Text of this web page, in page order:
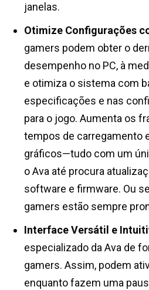
janelas.
Otimize Configurações
gamers podem obter o
desempenho no PC, à
e otimiza o sistema com
especificações e nas
para o jogo. Aumenta os
tempos de carregamento
gráficos—tudo com um
o Ava até procura
software e firmware. Ou
gamers estão sempre
Interface Versátil e
especializado da Ava de
gamers. Assim, podem
enquanto fazem uma